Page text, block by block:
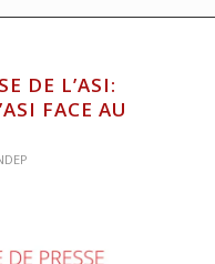
DE L’ASI:
FACE AU